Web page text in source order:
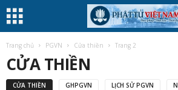
Trang chủ PGVN Cửa thiền Trang 2
CỬA THIỀN
CỬA THIỀN GHPGVN LỊCH SỬ PGVN